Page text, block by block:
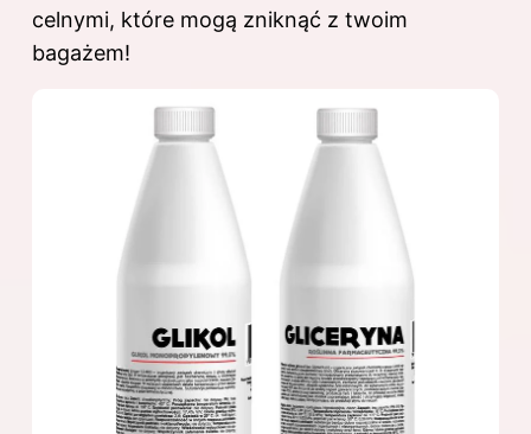
celnymi, które mogą zniknąć z twoim
bagażem!